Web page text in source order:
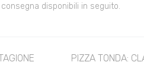
disponibili in seguito.
PIZZA TONDA: CLASSICHE